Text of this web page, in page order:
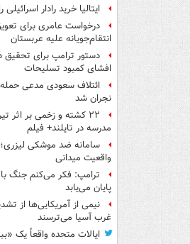
ایتالیا خرید رادار
درخواست عامری برای
انتقام‌جویانه علیه عربستان
دستور ترامپ برای تحقیق
افشای کمبود تسلیحات
ائتلاف سعودی مدعی
نجران شد
۲۲ کشته و زخمی بر اثر
مدرسه در تایلند+ فیلم
سامانه ضد موشکی
واقعیت میدانی
ترامپ: فکر می‌کنم جنگ با
پایان می‌یابد
نیمی از آمریکایی‌ها از
غرب آسیا می‌ترسند
ایالات متحده واقعاً یک